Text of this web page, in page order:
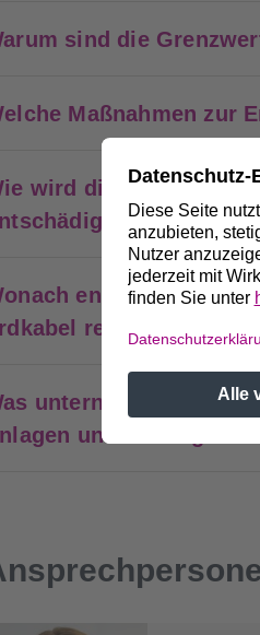
sind die
Maßnahmen zur
wird die
entscheidet
realisiert wird?
unternimmt
und Leitungen zu